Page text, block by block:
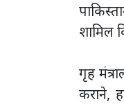
शामिल
गृह
कराने,